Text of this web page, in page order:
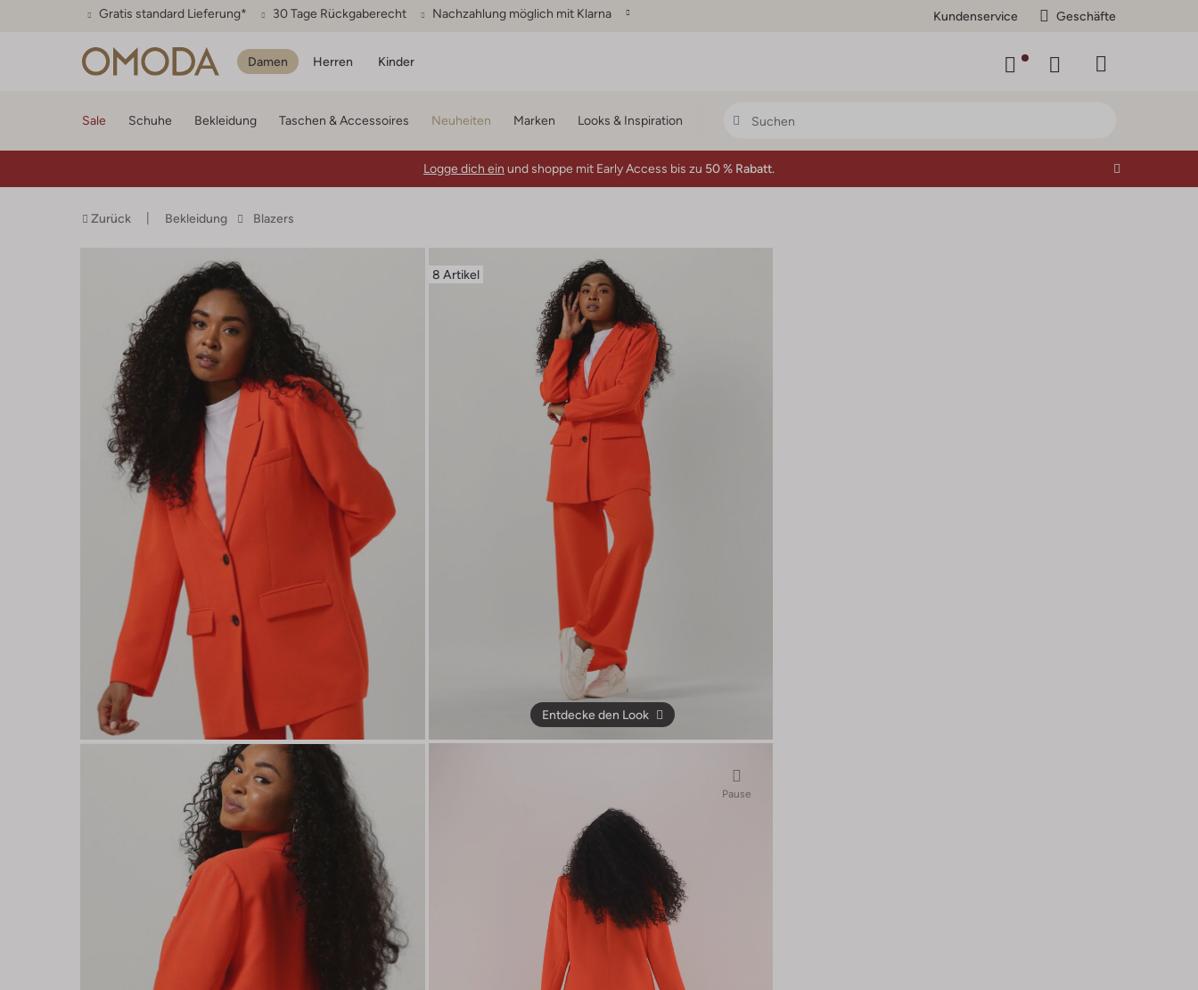
Gratis standard Lieferung* 30 Tage Rückgaberecht Nachzahlung möglich mit Klarna Kundenservice Geschäfte
Damen Herren Kinder
Sale Schuhe Bekleidung Taschen & Accessoires Neuheiten Marken Looks & Inspiration
Logge dich ein und shoppe mit Early Access bis zu 50 % Rabatt.
Zurück Bekleidung Blazers
8 Artikel
Entdecke den Look
Pause